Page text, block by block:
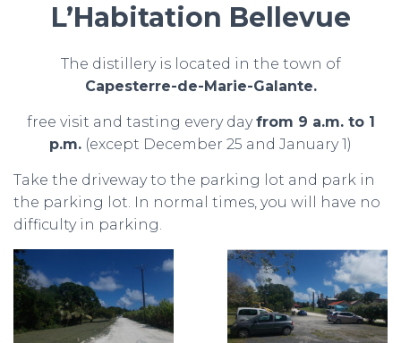
L’Habitation Bellevue
The distillery is located in the town of
Capesterre-de-Marie-Galante.
free visit and tasting every dayfrom 9 a.m. to 1
p.m. (except December 25 and January 1)
Take the driveway to the parking lot and park in
the parking lot. In normal times, you will have no
difficulty in parking.